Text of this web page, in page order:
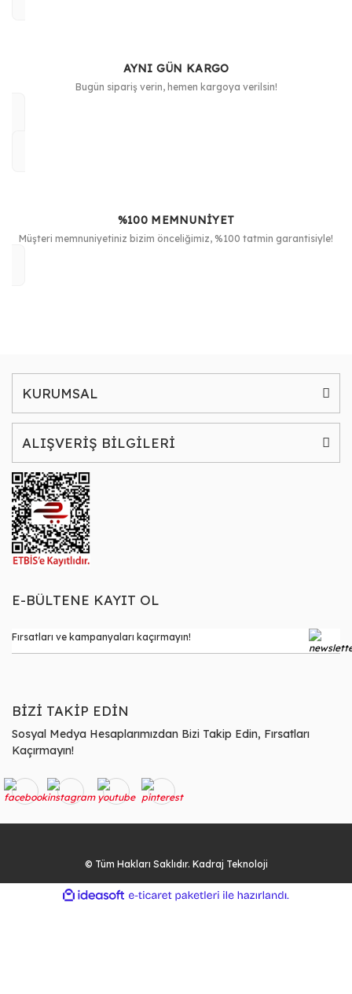
AYNI GÜN KARGO
Bugün sipariş verin, hemen kargoya verilsin!
%100 MEMNUNİYET
Müşteri memnuniyetiniz bizim önceliğimiz, %100 tatmin garantisiyle!
KURUMSAL
ALIŞVERİŞ BİLGİLERİ
E-BÜLTENE KAYIT OL
BİZİ TAKİP EDİN
Sosyal Medya Hesaplarımızdan Bizi Takip Edin, Fırsatları
Kaçırmayın!
© Tüm Hakları Saklıdır. Kadraj Teknoloji
ideasoft
e-